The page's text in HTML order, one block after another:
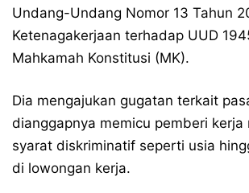
Undang-Undang Nomor 13 Tahun
Ketenagakerjaan terhadap UUD
Mahkamah Konstitusi (MK).
Dia mengajukan gugatan terkait
dianggapnya memicu pemberi kerja
syarat diskriminatif seperti usia
di lowongan kerja.